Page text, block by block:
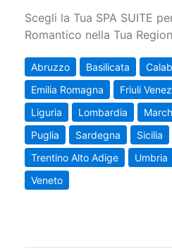
Scegli la Tua SPA SUITE
Romantico nella Tua
Abruzzo Basilicata
Emilia Romagna
Friuli
Liguria
Lombardia
Puglia
Sardegna Sicilia
Trentino Alto Adige
Umbria
Veneto